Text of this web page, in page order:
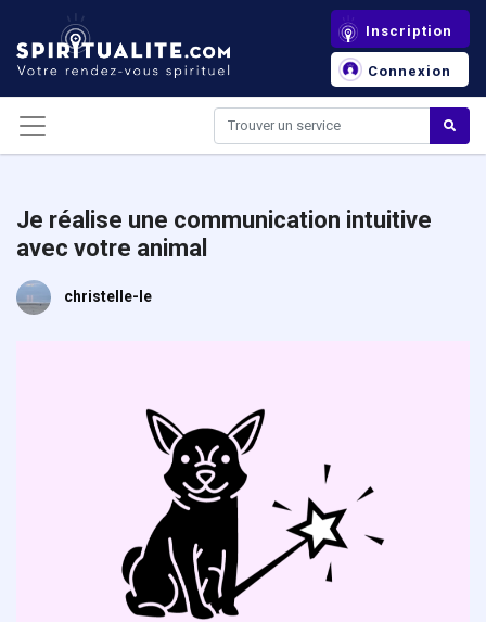
Inscription
Connexion
Je réalise une communication intuitive
avec votre animal
christelle-le